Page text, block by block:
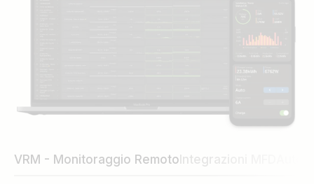
VRM - Monitoraggio RemotoIntegrazioni MFD